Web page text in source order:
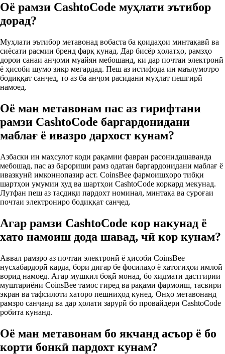
Оё рамзи CashtoCode муҳлати эътибор
дорад?
Муҳлати эътибор метавонад вобаста ба қоидаҳои минтақавӣ ва
сиёсати расмии бренд фарқ кунад. Дар бисёр ҳолатҳо, рамзҳо
дорои санаи анҷоми муайян мебошанд, ки дар почтаи электронӣ
ё ҳисоби шумо зикр мегардад. Пеш аз истифода ин маълумотро
бодиққат санҷед, то аз ба анҷом расидани муҳлат пешгирӣ
намоед.
Оё ман метавонам пас аз гирифтани
рамзи CashtoCode баргардонидани
маблағ ё ивазро дархост кунам?
Азбаски ин маҳсулот коди рақамии фавран расонидашаванда
мебошад, пас аз барориши рамз одатан баргардонидани маблағ ё
ивазкунӣ имконнопазир аст. CoinsBee фармоишҳоро тибқи
шартҳои умумии худ ва шартҳои CashtoCode коркард мекунад.
Лутфан пеш аз тасдиқи пардохт номинал, минтақа ва суроғаи
почтаи электрониро бодиққат санҷед.
Агар рамзи CashtoCode кор накунад ё
хато намоиш дода шавад, чӣ кор кунам?
Аввал рамзро аз почтаи электронӣ ё ҳисоби CoinsBee
нусхабардорӣ карда, бори дигар бе фосилаҳо ё хатогиҳои имлоӣ
ворид намоед. Агар мушкил боқӣ монад, бо хидмати дастгирии
муштариёни CoinsBee тамос гиред ва рақами фармоиш, тасвири
экран ва тафсилоти хаторо пешниҳод кунед. Онҳо метавонанд
рамзро санҷанд ва дар ҳолати зарурӣ бо провайдери CashtoCode
робита кунанд.
Оё ман метавонам бо якчанд асъор ё бо
корти бонкӣ пардохт кунам?